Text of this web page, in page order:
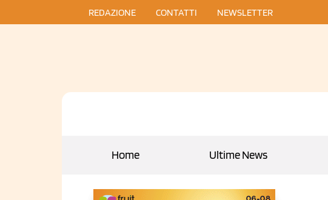
REDAZIONE CONTATTI NEWSLETTER
Home Ultime News